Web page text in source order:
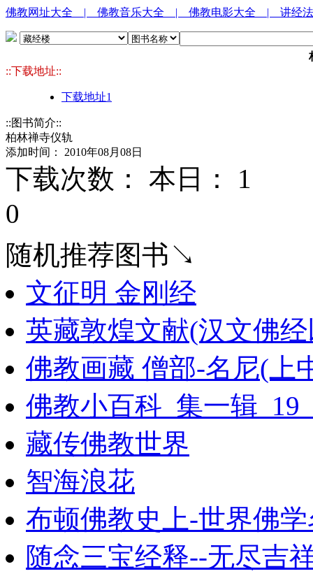
佛教网址大全 | 佛教音乐大全 | 佛教电影大全 | 讲经
::下载地址::
下载地址1
::图书简介::
柏林禅寺仪轨
添加时间： 2010年08月08日
下载次数： 本日： 1
0
随机推荐图书↘
文征明 金刚经
英藏敦煌文献(汉文佛
佛教画藏 僧部-名尼(上
佛教小百科_集一辑
藏传佛教世界
智海浪花
布顿佛教史上-世界佛
随念三宝经释--无尽吉